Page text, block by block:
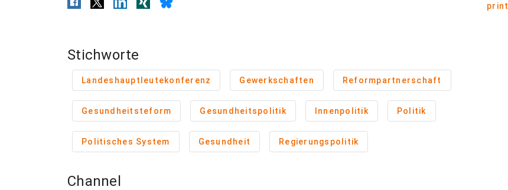
print
Stichworte
Landeshauptleutekonferenz Gewerkschaften Reformpartnerschaft
Gesundheitsteform Gesundheitspolitik Innenpolitik Politik
Politisches System Gesundheit Regierungspolitik
Channel